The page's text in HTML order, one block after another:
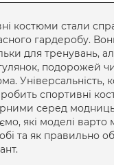
костюми стали
гардеробу.
для тренувань,
подорожей
Універсальність,
спортивні
серед
які моделі варто
та як правильно